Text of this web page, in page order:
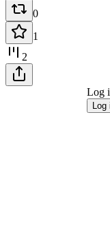
0
1
2
Log
Log